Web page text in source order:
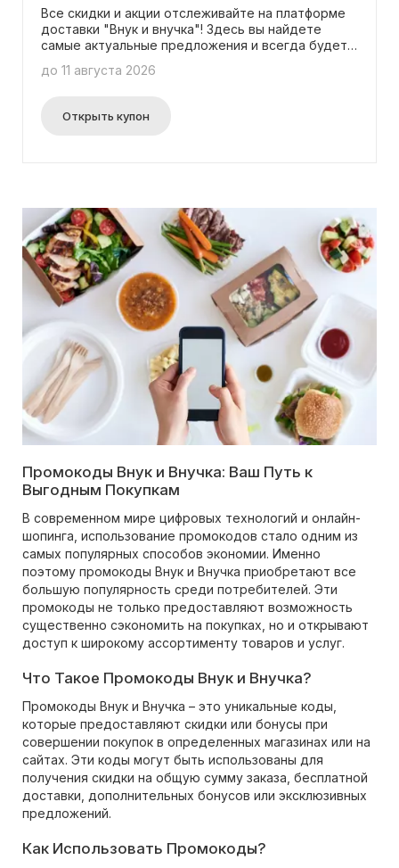
дополнительные бонусные баллы! Запишите
видео-отзыв о вашем совершенном заказе прямо
сейчас!
Все скидки и акции отслеживайте на платформе
доставки "Внук и внучка"! Здесь вы найдете
самые актуальные предложения и всегда будете
нужно - просто выбирайте то, что вам нравится и
до 11 августа 2026
Открыть купон
Промокоды Внук и Внучка: Ваш Путь к
Выгодным Покупкам
В современном мире цифровых технологий и онлайн-
шопинга, использование промокодов стало одним из
самых популярных способов экономии. Именно
поэтому промокоды Внук и Внучка приобретают все
большую популярность среди потребителей. Эти
промокоды не только предоставляют возможность
существенно сэкономить на покупках, но и открывают
доступ к широкому ассортименту товаров и услуг.
Что Такое Промокоды Внук и Внучка?
Промокоды Внук и Внучка – это уникальные коды,
которые предоставляют скидки или бонусы при
совершении покупок в определенных магазинах или на
сайтах. Эти коды могут быть использованы для
получения скидки на общую сумму заказа, бесплатной
доставки, дополнительных бонусов или эксклюзивных
предложений.
Как Использовать Промокоды?